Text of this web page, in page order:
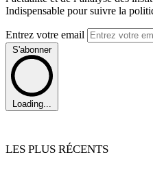
Indispensable pour suivre la
Entrez votre email
S'abonner
Loading...
LES PLUS RÉCENTS